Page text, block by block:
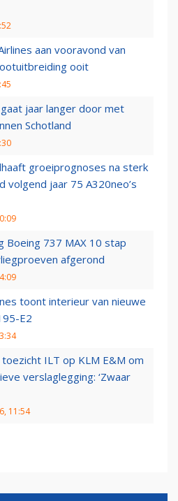
aan vooravond van
ooit
gaat jaar langer door met
Schotland
groeiprognoses na sterk
volgend jaar 75 A320neo’s
Boeing 737 MAX 10 stap
afgerond
toont interieur van nieuwe
E2
ILT op KLM E&M om
verslaglegging: ‘Zwaar
11:54